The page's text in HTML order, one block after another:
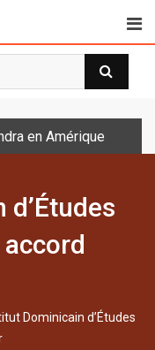
en Amérique latine à
d’Études
Dominicain d’Études